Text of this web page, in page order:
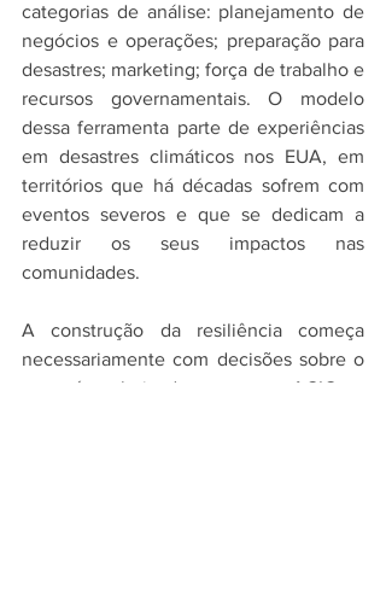
categorias de análise: planejamento de
negócios e operações; preparação para
desastres; marketing; força de trabalho e
recursos governamentais. O modelo
dessa ferramenta parte de experiências
em desastres climáticos nos EUA, em
territórios que há décadas sofrem com
eventos severos e que se dedicam a
reduzir os seus impactos nas
comunidades.
A construção da resiliência começa
necessariamente com decisões sobre o
que é valorizado, para a ACIC a